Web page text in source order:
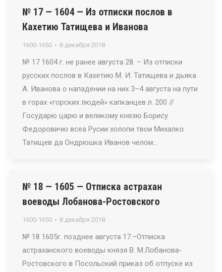
№ 17 — 1604 — Из отписки послов в
Кахетию Татищева и Иванова
1600-1650 8 декабря 2018
№ 17 1604 г. не ранее августа 28. – Из отписки
русских послов в Кахетию М. И. Татищева и дьяка
А. Иванова о нападении на них 3–4 августа на пути
в горах «горских людей» капканцев л. 200 //
Государю царю и великому князю Борису
Федоровичю всеа Русии холопи твои Михалко
Татищев да Ондрюшка Иванов челом…
№ 18 — 1605 — Отписка астрахан
воеводы Лобанова-Ростовского
1600-1650 8 декабря 2018
№ 18 1605г. позднее августа 17.–Отписка
астраханского воеводы князя В. М.Лобанова-
Ростовского в Посольский приказ об отпуске из